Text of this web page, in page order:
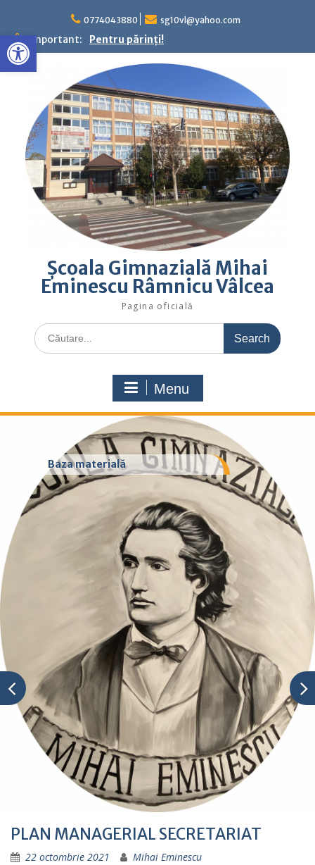
Deschide bara de unelte
content
0774043880 sg10vl@yahoo.com
Important: Pentru părinţi!
Şcoala Gimnazială Mihai
Eminescu Râmnicu Vâlcea
Pagina oficială
Search
for:
Menu
Baza materială
PLAN MANAGERIAL SECRETARIAT
22 octombrie 2021 Mihai Eminescu